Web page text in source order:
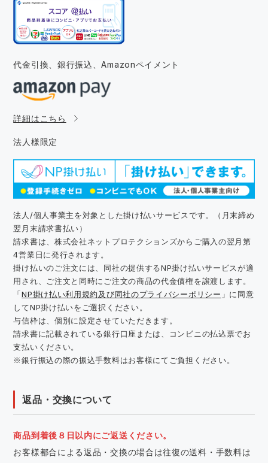
代金引換、銀行振込、Amazonペイメント
詳細はこちら
法人様限定
法人/個人事業主を対象とした掛け払いサービスです。（月末締め
翌月末請求書払い）
請求書は、株式会社ネットプロテクションズからご購入の翌月第
4営業日に発行されます。
掛け払いのご注文には、同社の提供するNP掛け払いサービスが適
用され、ご注文と同時にご注文の商品の代金債権を譲渡します。
「NP掛け払い利用規約及び同社のプライバシーポリシー 」に同意
してNP掛け払いをご選択ください。
与信枠は、個別に設定させていただきます。
請求書に記載されている銀行口座または、コンビニの払込票でお
支払いください。
※銀行振込の際の振込手数料はお客様にてご負担ください。
返品・交換について
商品到着後８日以内にご返送ください。
お客様都合による返品・交換の場合は往復の送料・手数料は